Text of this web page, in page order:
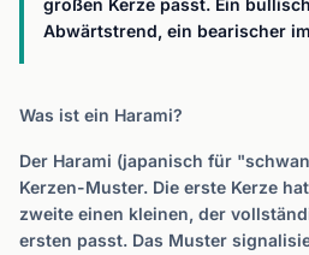
großen Kerze passt. Ein
Abwärtstrend, ein bearischer
Was ist ein Harami?
Der Harami (japanisch für
Kerzen-Muster. Die erste Kerze
zweite einen kleinen, der
ersten passt. Das Muster